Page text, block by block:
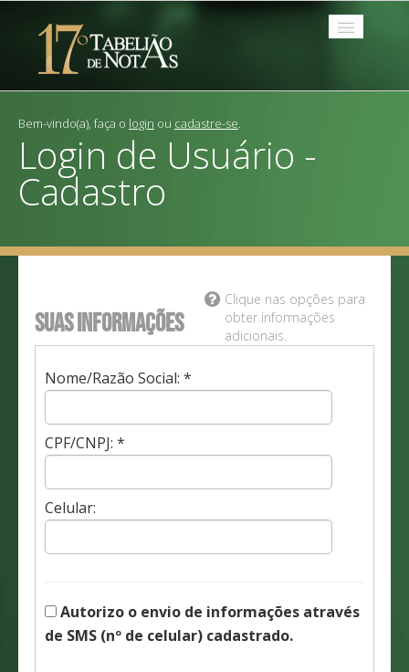
Tabelionato
Dúvidas?
Contato
Bem-vindo(a), faça o login ou cadastre-se.
Login de Usuário -
Cadastro
Suas informações
Clique nas opções para
obter informações
adicionais.
Nome/Razão Social: *
CPF/CNPJ: *
Celular:
Autorizo o envio de informações através
de SMS (nº de celular) cadastrado.